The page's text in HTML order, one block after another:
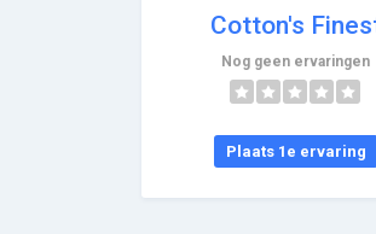
Cotton's
Nog geen ervaringen
Plaats 1e ervaring